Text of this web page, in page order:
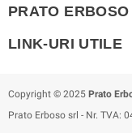
PRATO ERBOSO
LINK-URI UTILE
Copyright © 2025 Prato
Prato Erboso srl - Nr. TVA: